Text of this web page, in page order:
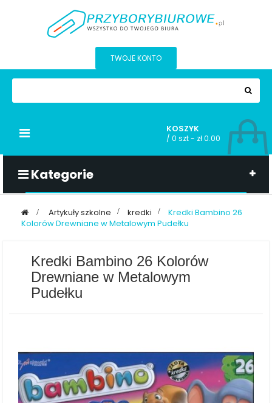
TWOJE KONTO
KOSZYK
/ 0 szt - zł 0.00
Kategorie
Przełącz
> Artykuły szkolne > kredki >
Kredki Bambino 26
Kolorów Drewniane w Metalowym Pudełku
Kredki Bambino 26 Kolorów
Drewniane w Metalowym
Pudełku